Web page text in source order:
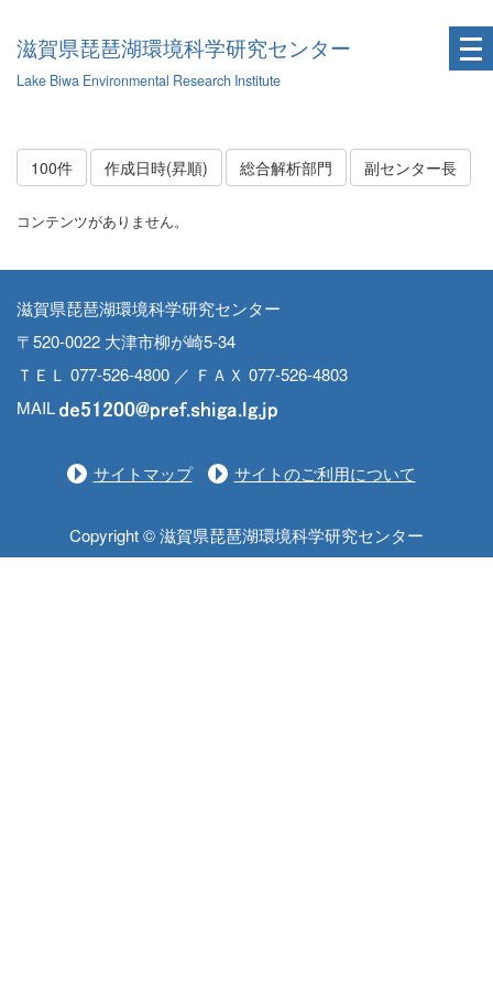
滋賀県琵琶湖環境科学研究センター
Lake Biwa Environmental Research Institute
100件 作成日時(昇順) 総合解析部門 副センター長
コンテンツがありません。
滋賀県琵琶湖環境科学研究センター
〒520-0022 大津市柳が崎5-34
ＴＥＬ 077-526-4800 ／ ＦＡＸ 077-526-4803
MAIL
サイトマップ サイトのご利用について
Copyright © 滋賀県琵琶湖環境科学研究センター